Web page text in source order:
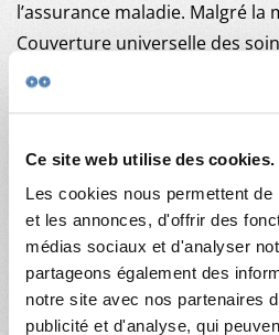
Ce site web utilise des cookies.
Les cookies nous permettent
et les annonces, d'offrir des
médias sociaux et d'analyser
partageons également des
notre site avec nos partenaires
publicité et d'analyse, qui
l’assurance maladie. Malgré la
Couverture universelle des
avril 2022, elles restent
En 2022, les équipes surtout
intensifié leur offre de soins
élargie, mais aussi grâce au
L’Escale, lieu d’hébergement
personnes sans abri et
place de la CUSS et la